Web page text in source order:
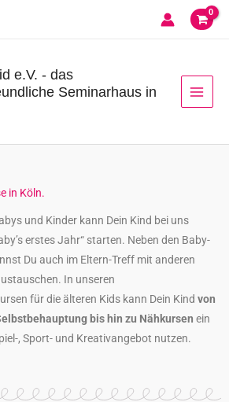
e.V. - das
Seminarhaus in
in Köln.
und Kinder kann Dein Kind bei uns
erstes Jahr“ starten. Neben den Baby-
Du auch im Eltern-Treff mit anderen
In unseren
für die älteren Kids kann Dein Kind von
bis hin zu Nähkursen ein
, Sport- und Kreativangebot nutzen.